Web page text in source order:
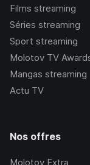
Films streaming
Séries streaming
Sport streaming
Molotov TV
Mangas streaming
Actu TV
Nos offres
Molotov Extra